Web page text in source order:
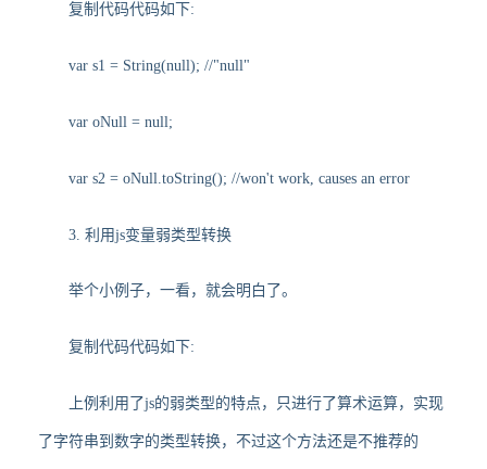
复制代码代码如下:
var s1 = String(null); //"null"
var oNull = null;
var s2 = oNull.toString(); //won't work, causes an error
3. 利用js变量弱类型转换
举个小例子，一看，就会明白了。
复制代码代码如下:
上例利用了js的弱类型的特点，只进行了算术运算，实现
了字符串到数字的类型转换，不过这个方法还是不推荐的